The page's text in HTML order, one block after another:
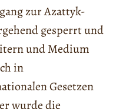
zur Azattyk-
gesperrt und
und Medium
in
Gesetzen
wurde die